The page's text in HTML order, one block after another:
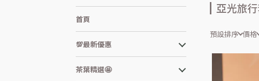
首頁
💯最新優惠
茶葉精選🤩
亞光旅
預設排序 價格